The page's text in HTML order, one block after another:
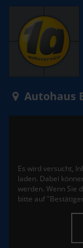
Autohaus
Es wird versucht,
laden. Dabei
werden. Wenn Sie
bitte auf